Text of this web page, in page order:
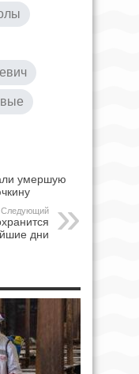
умершую
Следующий
дни